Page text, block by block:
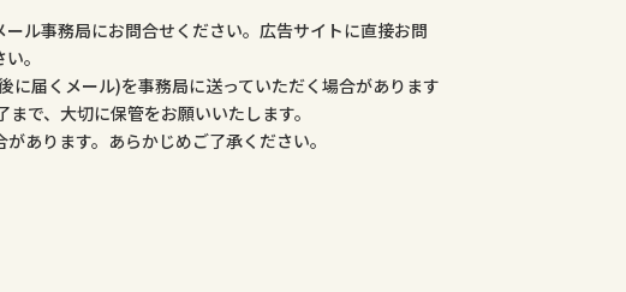
ル事務局にお問合せください。広告サイトに直接お問
。
届くメール)を事務局に送っていただく場合があります
で、大切に保管をお願いいたします。
あります。あらかじめご了承ください。